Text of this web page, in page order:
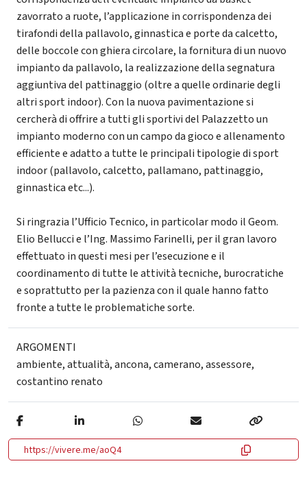
zavorrato a ruote, l’applicazione in corrispondenza dei
tirafondi della pallavolo, ginnastica e porte da calcetto,
delle boccole con ghiera circolare, la fornitura di un nuovo
impianto da pallavolo, la realizzazione della segnatura
aggiuntiva del pattinaggio (oltre a quelle ordinarie degli
altri sport indoor). Con la nuova pavimentazione si
cercherà di offrire a tutti gli sportivi del Palazzetto un
impianto moderno con un campo da gioco e allenamento
efficiente e adatto a tutte le principali tipologie di sport
indoor (pallavolo, calcetto, pallamano, pattinaggio,
ginnastica etc...).
Si ringrazia l’Ufficio Tecnico, in particolar modo il Geom.
Elio Bellucci e l’Ing. Massimo Farinelli, per il gran lavoro
effettuato in questi mesi per l’esecuzione e il
coordinamento di tutte le attività tecniche, burocratiche
e soprattutto per la pazienza con il quale hanno fatto
fronte a tutte le problematiche sorte.
ARGOMENTI
ambiente,attualità,ancona,camerano,assessore,
costantino renato
https://vivere.me/aoQ4